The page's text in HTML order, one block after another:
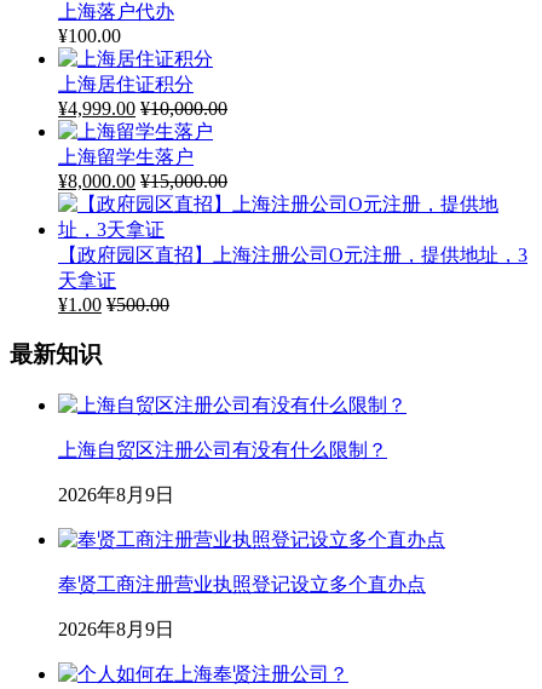
上海落户代办
¥100.00
上海居住证积分
¥4,999.00 ¥10,000.00
上海留学生落户
¥8,000.00 ¥15,000.00
【政府园区直招】上海注册公司O元注册，提供地址，3
天拿证
¥1.00 ¥500.00
最新知识
上海自贸区注册公司有没有什么限制？
2026年8月9日
奉贤工商注册营业执照登记设立多个直办点
2026年8月9日